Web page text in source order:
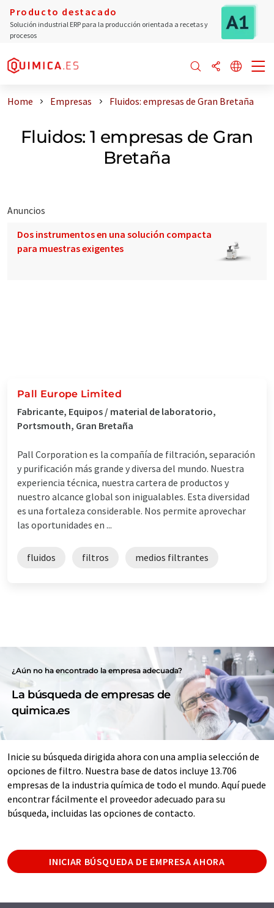
Producto destacado
Solución industrial ERP para la producción orientada a recetas y
procesos
Home Empresas Fluidos: empresas de Gran Bretaña
Fluidos: 1 empresas de Gran
Bretaña
Anuncios
Dos instrumentos en una solución compacta
para muestras exigentes
Pall Europe Limited
Fabricante, Equipos / material de laboratorio,
Portsmouth, Gran Bretaña
Pall Corporation es la compañía de filtración, separación
y purificación más grande y diversa del mundo. Nuestra
experiencia técnica, nuestra cartera de productos y
nuestro alcance global son inigualables. Esta diversidad
es una fortaleza considerable. Nos permite aprovechar
las oportunidades en ...
fluidos filtros medios filtrantes
¿Aún no ha encontrado la empresa adecuada?
La búsqueda de empresas de
quimica.es
Inicie su búsqueda dirigida ahora con una amplia selección de
opciones de filtro. Nuestra base de datos incluye 13.706
empresas de la industria química de todo el mundo. Aquí puede
encontrar fácilmente el proveedor adecuado para su
búsqueda, incluidas las opciones de contacto.
INICIAR BÚSQUEDA DE EMPRESA AHORA